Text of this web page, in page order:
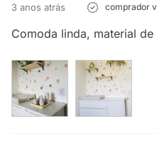
3 anos atrás comprador
Comoda linda, material